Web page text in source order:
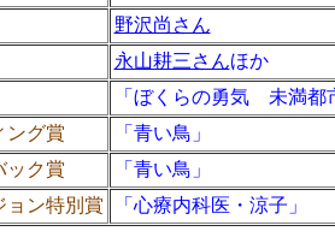
野沢尚さん
永山耕三さんほか
「ぼくらの勇気 未満都
ング賞
「青い鳥」
ック賞
「青い鳥」
ョン特別賞
「心療内科医・涼子」